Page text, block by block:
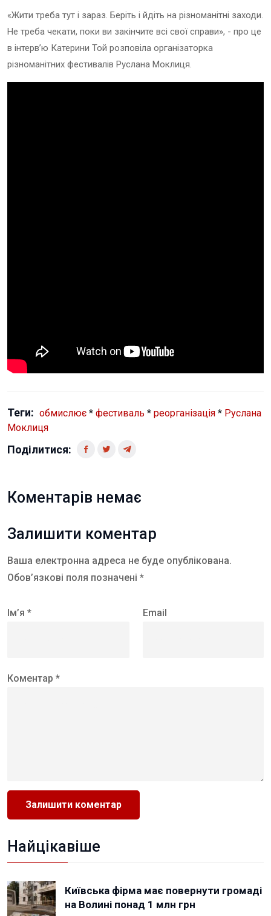
«Жити треба тут і зараз. Беріть і йдіть на різноманітні заходи.
Не треба чекати, поки ви закінчите всі свої справи», - про це
в інтерв’ю Катерини Той розповіла організаторка
різноманітних фестивалів Руслана Моклиця.
Теги: обмислює * фестиваль * реорганізація * Руслана
Моклиця
Поділитися:
Коментарів немає
Залишити коментар
Ваша електронна адреса не буде опублікована.
Обов’язкові поля позначені *
Ім’я * Email
Коментар *
Найцікавіше
Київська фірма має повернути громаді
на Волині понад 1 млн грн